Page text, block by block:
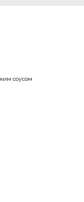
соусом